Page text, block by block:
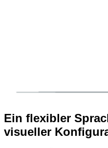
Ein flexibler
visueller